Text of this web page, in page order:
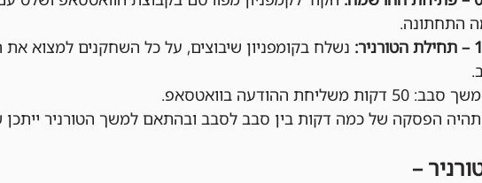
התחתונה.
נשלח בקומפניון שיבוצים, על כל השחקנים למצוא
משך סבב: 50 דקות משליחת ההודעה בוואטסאפ.
תהיה הפסקה של כמה דקות בין סבב לסבב ובהתאם למשך הטורניר ייתכן
–